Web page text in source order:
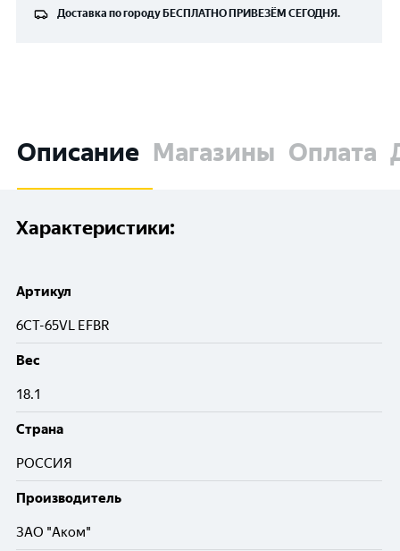
Доставка по городу БЕСПЛАТНО ПРИВЕЗЁМ СЕГОДНЯ.
Описание Магазины Оплата
Характеристики:
Артикул
6CT-65VL EFBR
Вес
18.1
Cтрана
РОССИЯ
Производитель
ЗАО "Аком"